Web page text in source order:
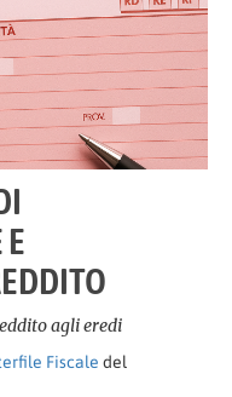
agli eredi
Fiscale del